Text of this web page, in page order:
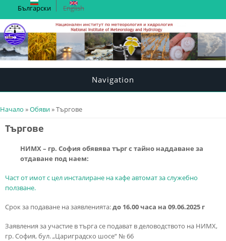
Български English
Navigation
You are here
Начало »Обяви» Търгове
Търгове
НИМХ – гр. София обявява търг с тайно наддаване за
отдаване под наем:
Част от имот с цел инсталиране на кафе автомат за служебно
ползване.
Срок за подаване на заявленията:до 16.00 часа на 09.06.2025 г
Заявления за участие в търга се подават в деловодството на НИМХ,
гр. София, бул. „Цариградско шосе“ № 66